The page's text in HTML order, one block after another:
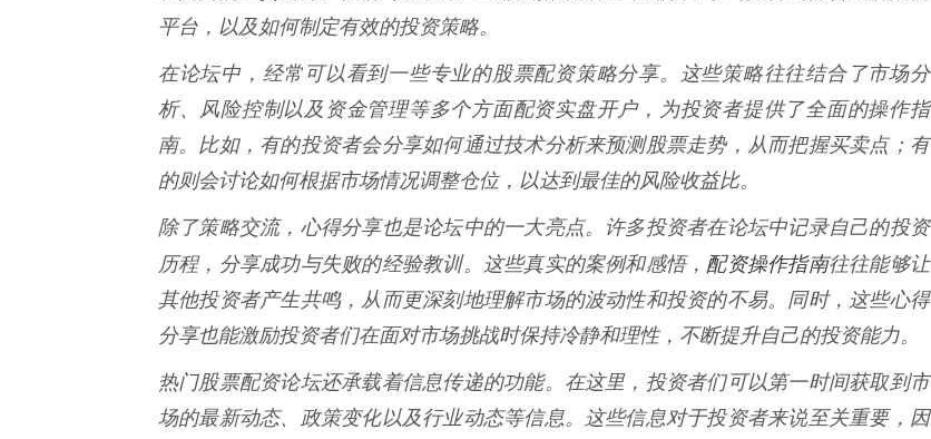
平台，以及如何制定有效的投资策略。
在论坛中，经常可以看到一些专业的股票配资策略分享。这些策略往往结合了市场分
析、风险控制以及资金管理等多个方面配资实盘开户，为投资者提供了全面的操作指
南。比如，有的投资者会分享如何通过技术分析来预测股票走势，从而把握买卖点；有
的则会讨论如何根据市场情况调整仓位，以达到最佳的风险收益比。
除了策略交流，心得分享也是论坛中的一大亮点。许多投资者在论坛中记录自己的投资
历程，分享成功与失败的经验教训。这些真实的案例和感悟， 配资操作指南往往能够让
其他投资者产生共鸣，从而更深刻地理解市场的波动性和投资的不易。同时，这些心得
分享也能激励投资者们在面对市场挑战时保持冷静和理性，不断提升自己的投资能力。
热门股票配资论坛还承载着信息传递的功能。在这里，投资者们可以第一时间获取到市
场的最新动态、政策变化以及行业动态等信息。这些信息对于投资者来说至关重要，因